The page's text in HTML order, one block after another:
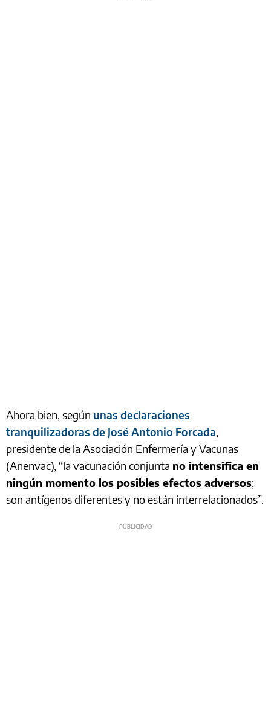
Ahora bien, según unas declaraciones
tranquilizadoras de José Antonio Forcada,
presidente de la Asociación Enfermería y Vacunas
(Anenvac), “la vacunación conjunta no intensifica en
ningún momento los posibles efectos adversos;
son antígenos diferentes y no están interrelacionados”.